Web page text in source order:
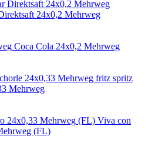
24x0,2 Mehrweg
Coca Cola 24x0,2 Mehrweg
fritz spritz
Mehrweg
Viva con
(FL)